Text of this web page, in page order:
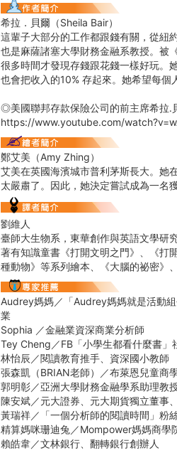
希拉．貝爾（Sheila Bair）
這輩子大部分的工作都跟錢有關，從紐
也是麻薩諸塞大學財務金融系教授。被
很多時間才發現存錢跟花錢一樣好玩。
也會把收入的10% 存起來。她希望每
◎美國聯邦存款保險公司的前主席希拉
https://www.youtube.com/
鄭艾美（Amy Zhing）
艾美在英國海濱城市普利茅斯長大。她
太嚴肅了。因此，她決定嘗試成為一名
劉維人
臺師大生物系，東華創作與英語文學研
著有知識童書《打開文明之門》、《打
種動物》等系列繪本、《大腦的祕密》
Audrey媽媽／「Audrey媽媽就是活動
業
Sophia ／金融業資深商業分析師
Tey Cheng／FB「小學生都看什麼書」
林怡辰／閱讀教育推手、資深國小教師
張森凱（BRIAN老師）／布萊恩兒童商
郭明彰／亞洲大學財務金融學系助理教
陳安斌／元大證券、元大期貨獨立董事
黃瑞祥／「一個分析師的閱讀時間」粉
精算媽咪珊迪兔／Mompower媽媽商學
賴皓韋／文林銀行、翻轉銀行創辦人